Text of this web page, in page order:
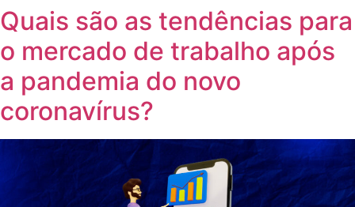
Ir
para
o
conteúdo
Quais são as tendências para
o mercado de trabalho após
a pandemia do novo
coronavírus?